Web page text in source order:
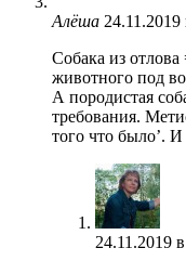
Алёша 24.11.2019
Собака из
животного под
А породистая
требования.
того что было’. И
24.11.2019